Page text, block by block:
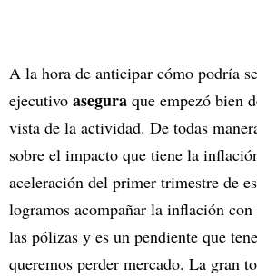
A la hora de anticipar cómo podría
ejecutivo asegura que empezó bien
vista de la actividad. De todas
sobre el impacto que tiene la
aceleración del primer trimestre de
logramos acompañar la inflación
las pólizas y es un pendiente que
queremos perder mercado. La gran